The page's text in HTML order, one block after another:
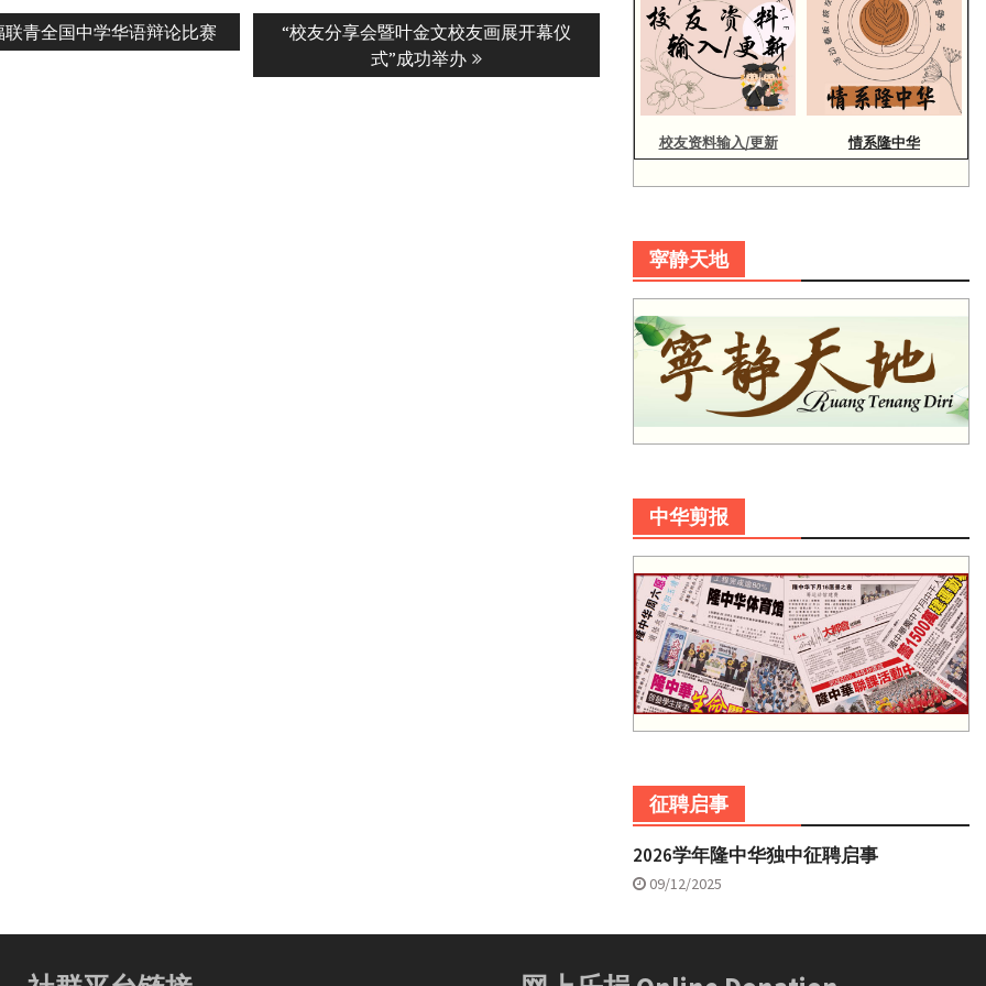
联青全国中学华语辩论比赛
Next
“校友分享会暨叶金文校友画展开幕仪
式”成功举办
校友资料输入/更新 情系隆中华
寜静天地
中华剪报
征聘启事
2026学年隆中华独中征聘启事
09/12/2025